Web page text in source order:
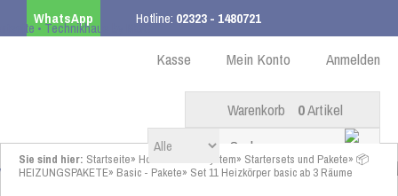
WhatsApp Hotline: 02323 - 1480721
ab 99,00 € innerhalb DE Anmelden
Mein Konto
Kasse
Warenkorb 0Artikel
Sie sind hier: Startseite» Homematic IP System» Startersets und Pakete» 📦
HEIZUNGSPAKETE» Basic - Pakete» Set 11 Heizkörper basic ab 3 Räume